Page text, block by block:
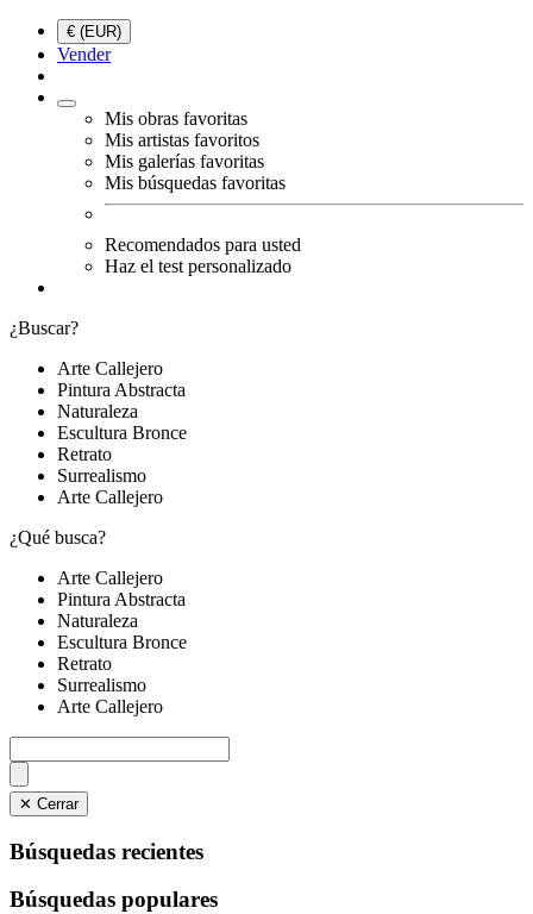
€ (EUR)
Vender
Mis obras favoritas
Mis artistas favoritos
Mis galerías favoritas
Mis búsquedas favoritas
Recomendados para usted
Haz el test personalizado
¿Buscar?
Arte Callejero
Pintura Abstracta
Naturaleza
Escultura Bronce
Retrato
Surrealismo
Arte Callejero
¿Qué busca?
Arte Callejero
Pintura Abstracta
Naturaleza
Escultura Bronce
Retrato
Surrealismo
Arte Callejero
✕ Cerrar
Búsquedas recientes
Búsquedas populares